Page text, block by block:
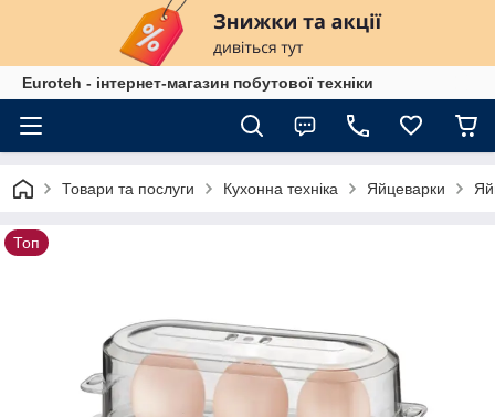
Euroteh - інтернет-магазин побутової техніки
Товари та послуги Кухонна техніка Яйцеварки
Топ